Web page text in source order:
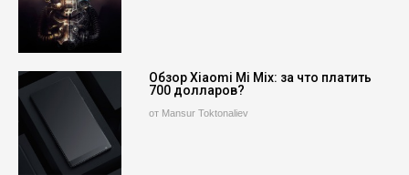
Обзор Xiaomi Mi Mix: за что платить
700 долларов?
от Mansur Toktonaliev